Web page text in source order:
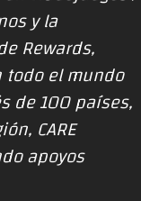
y la
Rewards,
el mundo
de 100 países,
CARE
apoyos